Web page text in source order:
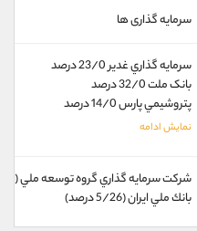
سرمایه گذاری ها
سرمايه گذاري غدير 23/0 درصد
بانک ملت 32/0 درصد
پتروشيمي پارس 14/0 درصد
شركت سرمايه گذاري گروه توسعه ملي (59 درصد)
بانك ملي ايران (5/26 درصد)